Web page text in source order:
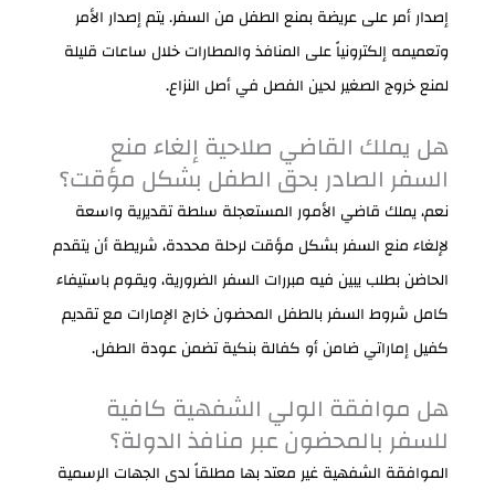
إصدار أمر على عريضة بمنع الطفل من السفر. يتم إصدار الأمر
وتعميمه إلكترونياً على المنافذ والمطارات خلال ساعات قليلة
لمنع خروج الصغير لحين الفصل في أصل النزاع.
هل يملك القاضي صلاحية إلغاء منع
السفر الصادر بحق الطفل بشكل مؤقت؟
نعم، يملك قاضي الأمور المستعجلة سلطة تقديرية واسعة
لإلغاء منع السفر بشكل مؤقت لرحلة محددة، شريطة أن يتقدم
الحاضن بطلب يبين فيه مبررات السفر الضرورية، ويقوم باستيفاء
كامل شروط السفر بالطفل المحضون خارج الإمارات مع تقديم
كفيل إماراتي ضامن أو كفالة بنكية تضمن عودة الطفل.
هل موافقة الولي الشفهية كافية
للسفر بالمحضون عبر منافذ الدولة؟
الموافقة الشفهية غير معتد بها مطلقاً لدى الجهات الرسمية